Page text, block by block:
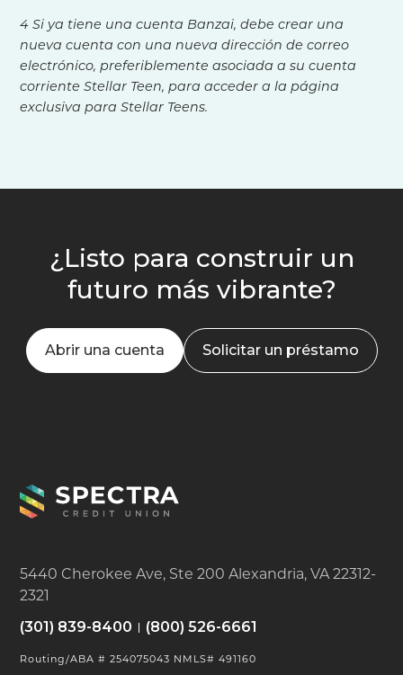
4 Si ya tiene una cuenta Banzai, debe crear una
nueva cuenta con una nueva dirección de correo
electrónico, preferiblemente asociada a su cuenta
corriente Stellar Teen, para acceder a la página
exclusiva para Stellar Teens.
¿Listo para construir un
futuro más vibrante?
Abrir una cuenta Solicitar un préstamo
5440 Cherokee Ave, Ste 200 Alexandria, VA 22312-
2321
(301) 839-8400
(800) 526-6661
Routing/ABA # 254075043 NMLS# 491160